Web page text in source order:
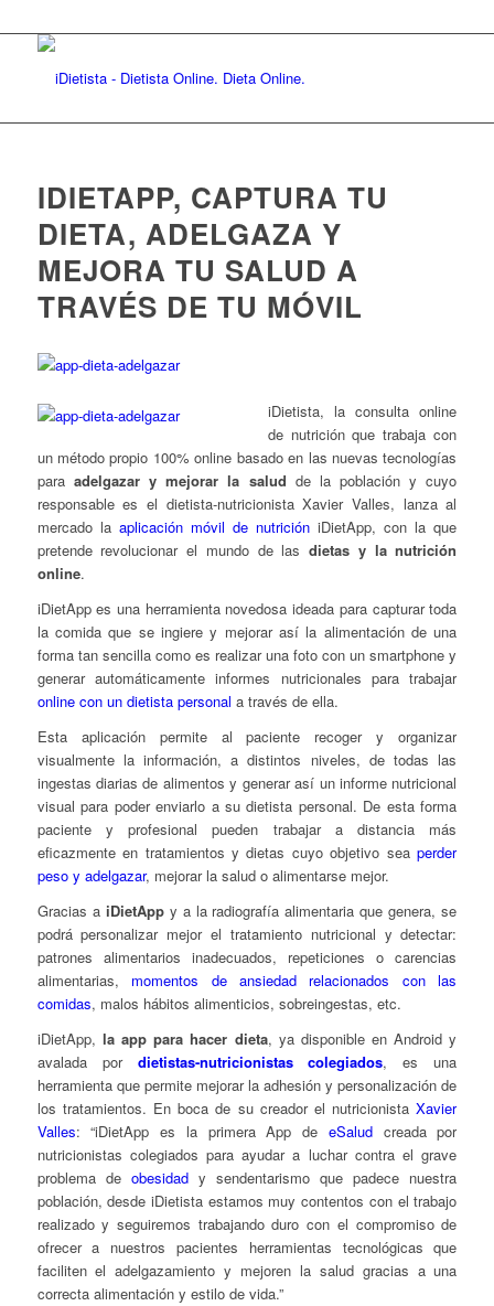
IDIETAPP, CAPTURA TU
DIETA, ADELGAZA Y
MEJORA TU SALUD A
TRAVÉS DE TU MÓVIL
iDietista, la consulta online
de nutrición que trabaja con
un método propio 100% online basado en las nuevas tecnologías
para adelgazar y mejorar la salud de la población y cuyo
responsable es el dietista-nutricionista Xavier Valles, lanza al
mercado la aplicación móvil de nutrición iDietApp, con la que
pretende revolucionar el mundo de lasdietas y la nutrición
online.
iDietApp es una herramienta novedosa ideada para capturar toda
la comida que se ingiere y mejorar así la alimentación de una
forma tan sencilla como es realizar una foto con un smartphone y
generar automáticamente informes nutricionales para trabajar
online con un dietista personal a través de ella.
Esta aplicación permite al paciente recoger y organizar
visualmente la información, a distintos niveles, de todas las
ingestas diarias de alimentos y generar así un informe nutricional
visual para poder enviarlo a su dietista personal. De esta forma
paciente y profesional pueden trabajar a distancia más
eficazmente en tratamientos y dietas cuyo objetivo seaperder
peso y adelgazar, mejorar la salud o alimentarse mejor.
Gracias a iDietAppy a la radiografía alimentariaque genera, se
podrá personalizar mejor el tratamiento nutricional y detectar:
patrones alimentarios inadecuados, repeticiones o carencias
alimentarias, momentos de ansiedad relacionados con las
comidas, malos hábitos alimenticios, sobreingestas, etc.
iDietApp, la app para hacer dieta, ya disponible en Android y
avalada por dietistas-nutricionistas colegiados, es una
herramienta que permite mejorar la adhesión y personalización de
los tratamientos. En boca de su creador el nutricionistaXavier
Valles: “iDietApp es la primera App de eSaludcreada por
nutricionistas colegiados para ayudar a luchar contra el grave
problema de obesidady sendentarismo que padece nuestra
población, desde iDietista estamos muy contentos con el trabajo
realizado y seguiremos trabajando duro con el compromiso de
ofrecer a nuestros pacientes herramientas tecnológicas que
faciliten el adelgazamiento y mejoren la salud gracias a una
correcta alimentación y estilo de vida.”